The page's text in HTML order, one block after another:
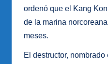
ordenó que el Kang
de la marina
meses.
El destructor,